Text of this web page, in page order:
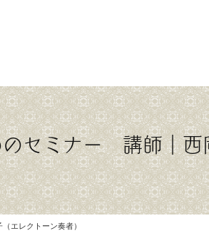
エレクトーン奏者）
セミナー 講師｜西